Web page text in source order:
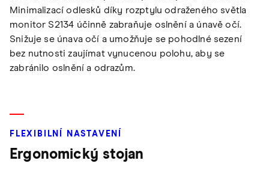
Minimalizací odlesků díky rozptylu odraženého světla
monitor S2134 účinně zabraňuje oslnění a únavě očí.
Snižuje se únava očí a umožňuje se pohodlné sezení
bez nutnosti zaujímat vynucenou polohu, aby se
zabránilo oslnění a odrazům.
FLEXIBILNÍ NASTAVENÍ
Ergonomický stojan